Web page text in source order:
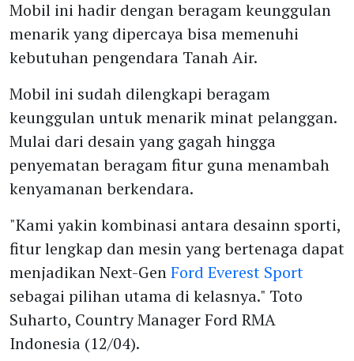
Mobil ini hadir dengan beragam keunggulan
menarik yang dipercaya bisa memenuhi
kebutuhan pengendara Tanah Air.
Mobil ini sudah dilengkapi beragam
keunggulan untuk menarik minat pelanggan.
Mulai dari desain yang gagah hingga
penyematan beragam fitur guna menambah
kenyamanan berkendara.
"Kami yakin kombinasi antara desainn sporti,
fitur lengkap dan mesin yang bertenaga dapat
menjadikan Next-GenFord Everest Sport
sebagai pilihan utama di kelasnya." Toto
Suharto, Country Manager Ford RMA
Indonesia (12/04).